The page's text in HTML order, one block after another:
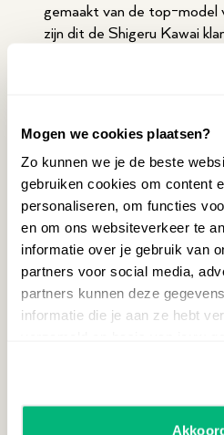
Mogen we cookies plaatsen?
Zo kunnen we je de beste
gebruiken cookies om content
personaliseren, om functies
en om ons websiteverkeer te
informatie over je gebruik van
partners voor social media,
partners kunnen deze
informatie die je aan ze hebt
gemaakt van de top-model
zijn dit de Shigeru Kawai
beschikt over de CFX en
Het instrument van Kawai
beter, 2x20 Watt
P-515.
Conclusie:
920 vs
Dit waren in het kort de
overeenkomsten tussen
maar het instrument van
wanneer u veel wilt wisselen